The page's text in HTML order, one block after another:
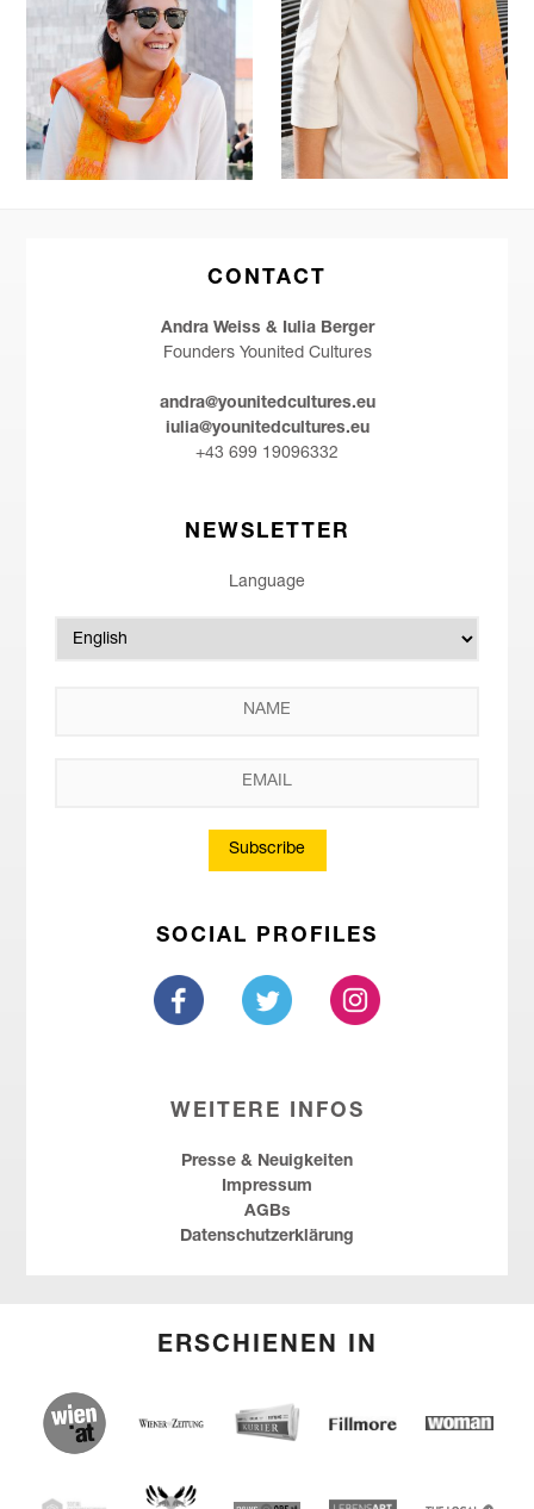
CONTACT
Andra Weiss & Iulia Berger
Founders Younited Cultures
andra@younitedcultures.eu
iulia@younitedcultures.eu
+43 699 19096332
NEWSLETTER
Language
Subscribe
SOCIAL PROFILES
WEITERE INFOS
Presse & Neuigkeiten
Impressum
AGBs
Datenschutzerklärung
ERSCHIENEN IN
(English) wien.at
(English) Wiener Zeitung
(English) Kurier(English) Fillmore
Woman
(English) Red Bull Amaphiko